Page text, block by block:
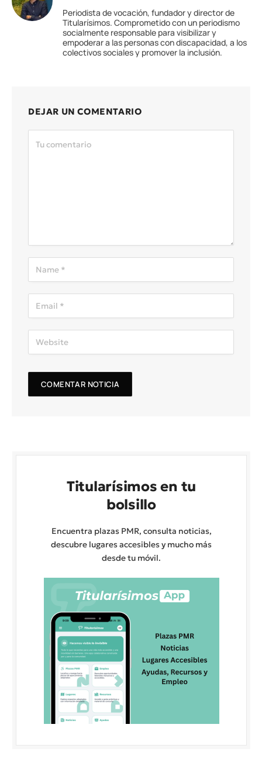
Periodista de vocación, fundador y director de
Titularísimos. Comprometido con un periodismo
socialmente responsable para visibilizar y
empoderar a las personas con discapacidad, a los
colectivos sociales y promover la inclusión.
DEJAR UN COMENTARIO
Titularísimos en tu
bolsillo
Encuentra plazas PMR, consulta noticias,
descubre lugares accesibles y mucho más
desde tu móvil.